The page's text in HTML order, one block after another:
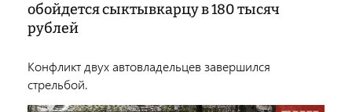
обойдется сыктывкарцу в 180 тысяч
рублей
Конфликт двух автовладельцев завершился
стрельбой.